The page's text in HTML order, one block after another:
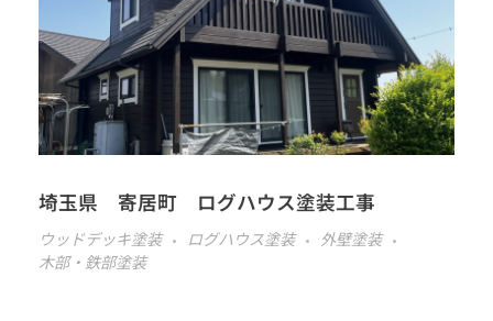
埼玉県 寄居町 ログハウス塗装工事
ウッドデッキ塗装 ログハウス塗装
外壁塗装
木部・鉄部塗装